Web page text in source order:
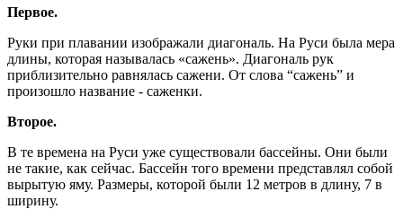
Первое.
Руки при плавании изображали диагональ. На Руси была мера
длины, которая называлась «сажень». Диагональ рук
приблизительно равнялась сажени. От слова “сажень” и
произошло название - саженки.
Второе.
В те времена на Руси уже существовали бассейны. Они были
не такие, как сейчас. Бассейн того времени представлял собой
вырытую яму. Размеры, которой были 12 метров в длину, 7 в
ширину.